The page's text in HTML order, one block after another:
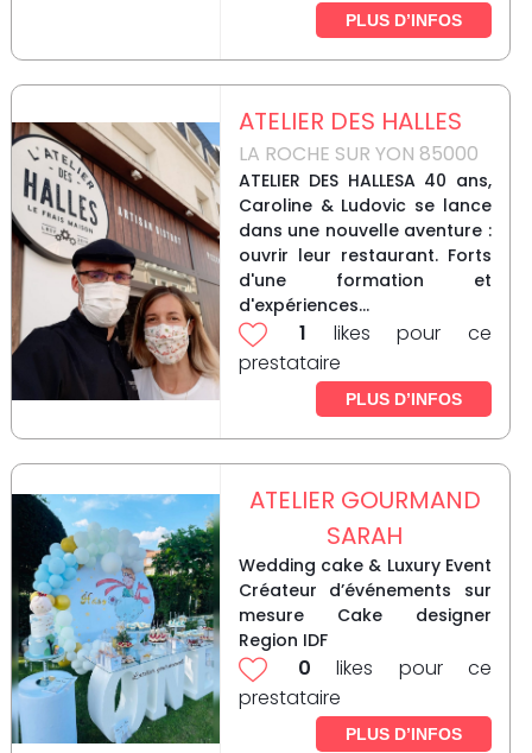
PLUS D’INFOS
ATELIER DES HALLES
LA ROCHE SUR YON 85000
ATELIER DES HALLESA 40 ans,
Caroline & Ludovic se lance
dans une nouvelle aventure :
ouvrir leur restaurant. Forts
d'une formation et
d'expériences...
1 likes pour ce
prestataire
PLUS D’INFOS
ATELIER GOURMAND
SARAH
Wedding cake & Luxury Event
Créateur d’événements sur
mesure Cake designer
Region IDF
0 likes pour ce
prestataire
PLUS D’INFOS